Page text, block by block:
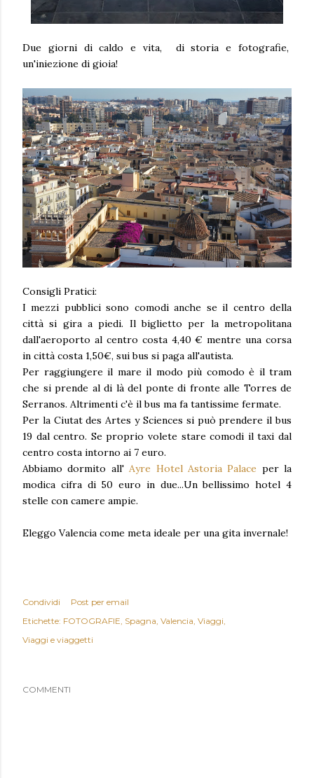
Due giorni di caldo e vita, di storia e fotografie,
un'iniezione di gioia!
Consigli Pratici:
I mezzi pubblici sono comodi anche se il centro della
città si gira a piedi. Il biglietto per la metropolitana
dall'aeroporto al centro costa 4,40 € mentre una corsa
in città costa 1,50€, sui bus si paga all'autista.
Per raggiungere il mare il modo più comodo è il tram
che si prende al di là del ponte di fronte alle Torres de
Serranos. Altrimenti c'è il bus ma fa tantissime fermate.
Per la Ciutat des Artes y Sciences si può prendere il bus
19 dal centro. Se proprio volete stare comodi il taxi dal
centro costa intorno ai 7 euro.
Abbiamo dormito all'Ayre Hotel Astoria Palace per la
modica cifra di 50 euro in due...Un bellissimo hotel 4
stelle con camere ampie.
Eleggo Valencia come meta ideale per una gita invernale!
Condividi
Post per email
Etichette: FOTOGRAFIE Spagna Valencia Viaggi
Viaggi e viaggetti
COMMENTI